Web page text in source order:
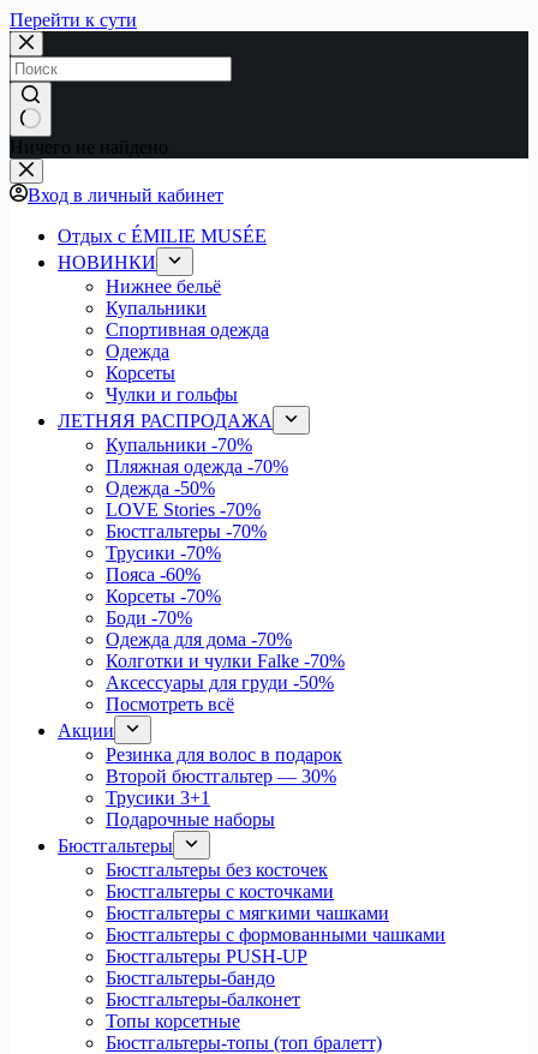
Перейти к сути
Ничего не найдено
Вход в личный кабинет
Отдых с ÉMILIE MUSÉE
НОВИНКИ
Нижнее бельё
Купальники
Спортивная одежда
Одежда
Корсеты
Чулки и гольфы
ЛЕТНЯЯ РАСПРОДАЖА
Купальники -70%
Пляжная одежда -70%
Одежда -50%
LOVE Stories -70%
Бюстгальтеры -70%
Трусики -70%
Пояса -60%
Корсеты -70%
Боди -70%
Одежда для дома -70%
Колготки и чулки Falke -70%
Аксессуары для груди -50%
Посмотреть всё
Акции
Резинка для волос в подарок
Второй бюстгальтер — 30%
Трусики 3+1
Подарочные наборы
Бюстгальтеры
Бюстгальтеры без косточек
Бюстгальтеры с косточками
Бюстгальтеры с мягкими чашками
Бюстгальтеры с формованными чашками
Бюстгальтеры PUSH-UP
Бюстгальтеры-бандо
Бюстгальтеры-балконет
Топы корсетные
Бюстгальтеры-топы (топ бралетт)